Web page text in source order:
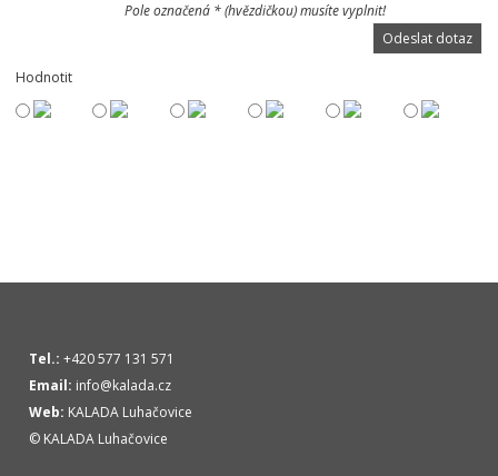
Pole označená * (hvězdičkou) musíte vyplnit!
Hodnotit
Tel.: +420 577 131 571
Email: info@kalada.cz
Web: KALADA Luhačovice
© KALADA Luhačovice